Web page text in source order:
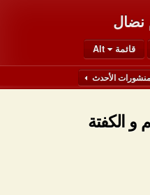
نضال
قائمة Alt
الأحدث
و الكفتة